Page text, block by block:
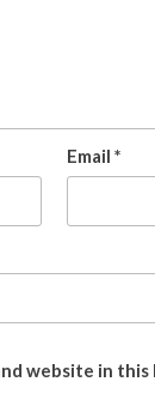
Email *
website in